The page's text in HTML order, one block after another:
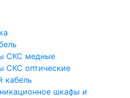
СКС медные
СКС оптические
кабель
шкафы и